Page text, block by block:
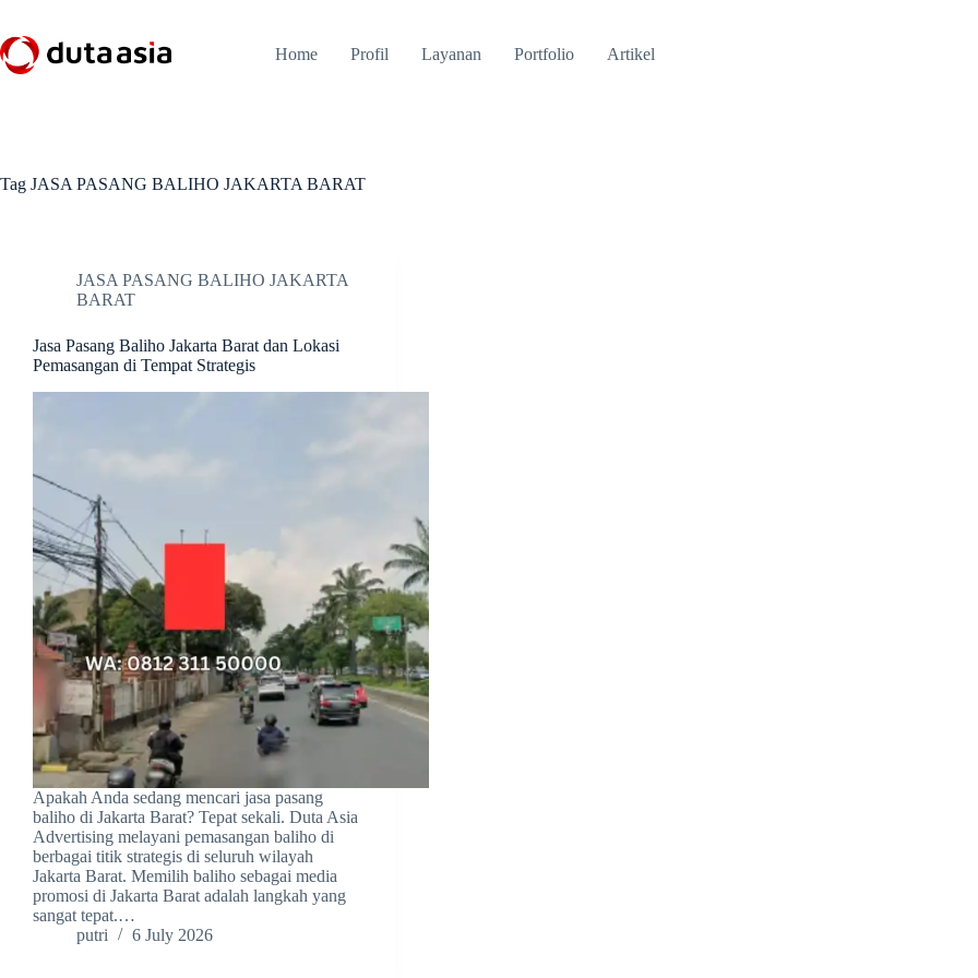
content
Home Profil Layanan Portfolio Artikel
Tag JASA PASANG BALIHO JAKARTA BARAT
JASA PASANG BALIHO JAKARTA
BARAT
Jasa Pasang Baliho Jakarta Barat dan Lokasi
Pemasangan di Tempat Strategis
Apakah Anda sedang mencari jasa pasang
baliho di Jakarta Barat? Tepat sekali. Duta Asia
Advertising melayani pemasangan baliho di
berbagai titik strategis di seluruh wilayah
Jakarta Barat. Memilih baliho sebagai media
promosi di Jakarta Barat adalah langkah yang
sangat tepat.…
putri
6 July 2026